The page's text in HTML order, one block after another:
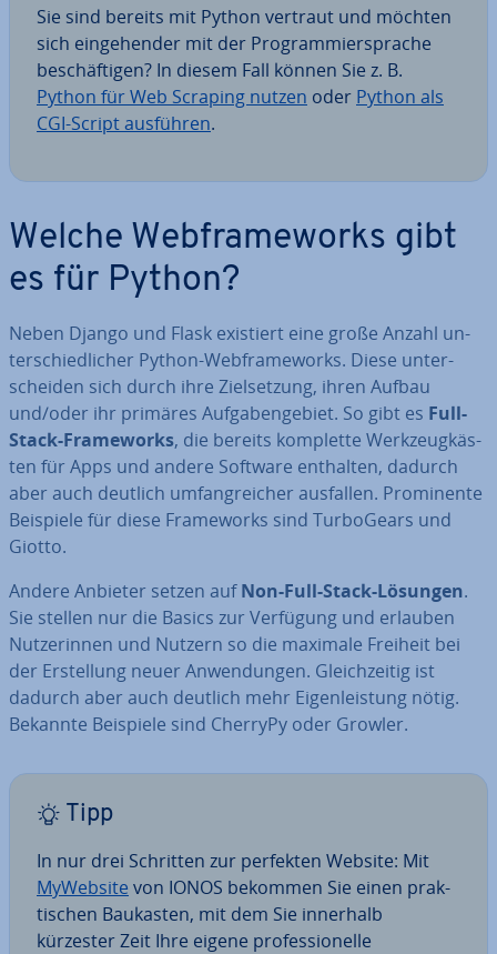
Sie sind bereits mit Python vertraut und möchten
sich ein­ge­hen­der mit der Pro­gram­mier­spra­che
be­schäf­ti­gen? In diesem Fall können Sie z. B.
Python für Web Scraping nutzen oder Python als
CGI-Script ausführen.
Welche Web­frame­works gibt
es für Python?
Neben Django und Flask existiert eine große Anzahl un­
ter­schied­li­cher Python-Web­frame­works. Diese un­ter­
schei­den sich durch ihre Ziel­set­zung, ihren Aufbau
und/oder ihr primäres Auf­ga­ben­ge­biet. So gibt es Full-
Stack-Frame­works, die bereits komplette Werk­zeug­käs­
ten für Apps und andere Software enthalten, dadurch
aber auch deutlich um­fang­rei­cher ausfallen. Pro­mi­nen­te
Beispiele für diese Frame­works sind Tur­bo­Ge­ars und
Giotto.
Andere Anbieter setzen aufNon-Full-Stack-Lösungen.
Sie stellen nur die Basics zur Verfügung und erlauben
Nut­ze­rin­nen und Nutzern so die maximale Freiheit bei
der Er­stel­lung neuer An­wen­dun­gen. Gleich­zei­tig ist
dadurch aber auch deutlich mehr Ei­gen­leis­tung nötig.
Bekannte Beispiele sind CherryPy oder Growler.
Tipp
In nur drei Schritten zur perfekten Website: Mit
MyWebsite von IONOS bekommen Sie einen prak­
ti­schen Baukasten, mit dem Sie innerhalb
kürzester Zeit Ihre eigene pro­fes­sio­nel­le